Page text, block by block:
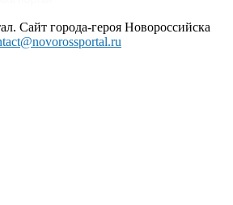
Сайт города-героя Новороссийска